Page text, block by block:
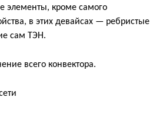
элементы, кроме самого
в этих девайсах — ребристые
сам ТЭН.
всего конвектора.